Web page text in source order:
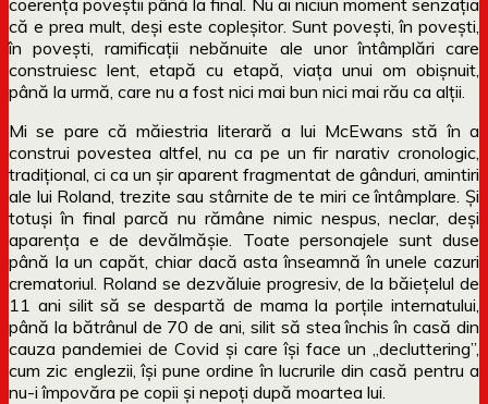
că e prea mult, deși este copleșitor. Sunt povești, în povești,
în povești, ramificații nebănuite ale unor întâmplări care
construiesc lent, etapă cu etapă, viața unui om obișnuit,
până la urmă, care nu a fost nici mai bun nici mai rău ca alții.
Mi se pare că măiestria literară a lui McEwans stă în a
construi povestea altfel, nu ca pe un fir narativ cronologic,
tradițional, ci ca un șir aparent fragmentat de gânduri, amintiri
ale lui Roland, trezite sau stârnite de te miri ce întâmplare. Și
totuși în final parcă nu rămâne nimic nespus, neclar, deși
aparența e de devălmășie. Toate personajele sunt duse
până la un capăt, chiar dacă asta înseamnă în unele cazuri
crematoriul. Roland se dezvăluie progresiv, de la băiețelul de
11 ani silit să se despartă de mama la porțile internatului,
până la bătrânul de 70 de ani, silit să stea închis în casă din
cauza pandemiei de Covid și care își face un „decluttering”,
cum zic englezii, își pune ordine în lucrurile din casă pentru a
nu-i împovăra pe copii și nepoți după moartea lui.